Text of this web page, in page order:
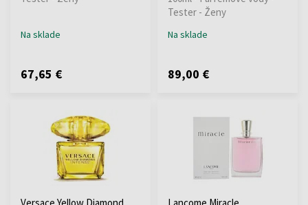
Na sklade
67,65 €
Tester - Ženy
Na sklade
89,00 €